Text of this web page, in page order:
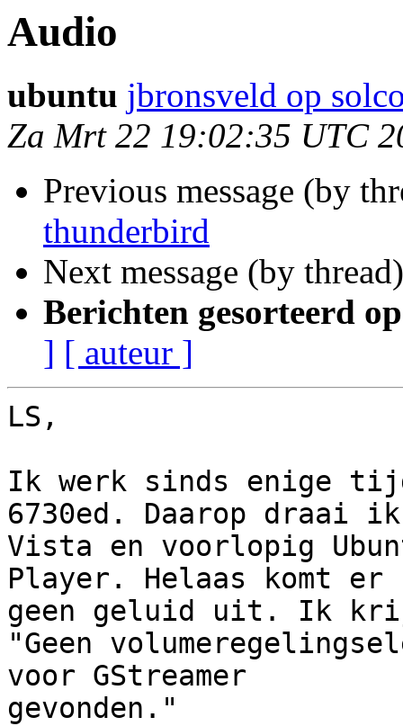
Audio
ubuntu jbronsveld op
Za Mrt 22 19:02:35 UTC
Previous message (by
thunderbird
Next message (by
Berichten gesorteerd
] [ auteur ]
LS,
Ik werk sinds enige
6730ed. Daarop draai ik
Vista en voorlopig
Player. Helaas komt er
geen geluid uit. Ik
"Geen
voor GStreamer
gevonden."